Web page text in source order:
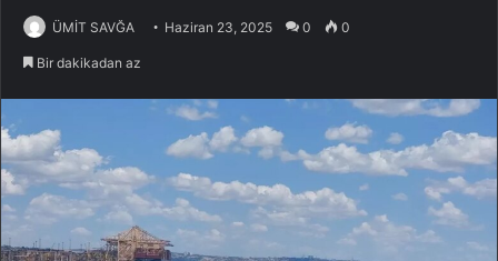
ÜMİT SAVĞA Haziran 23, 2025 0 0
Bir dakikadan az